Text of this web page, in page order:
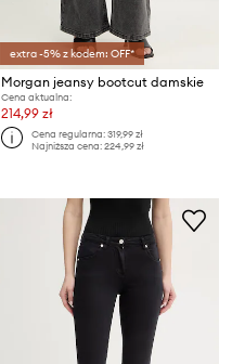
extra -5% z kodem: OFF*
Morgan jeansy bootcut damskie
Cena aktualna:
214,99 zł
Cena regularna:319,99 zł
Najniższa cena:224,99 zł